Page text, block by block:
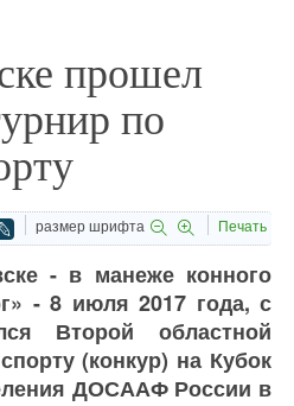
прошел
по
размер шрифта Печать
- в манеже конного
- 8 июля 2017 года, с
Второй областной
(конкур) на Кубок
ДОСААФ России в